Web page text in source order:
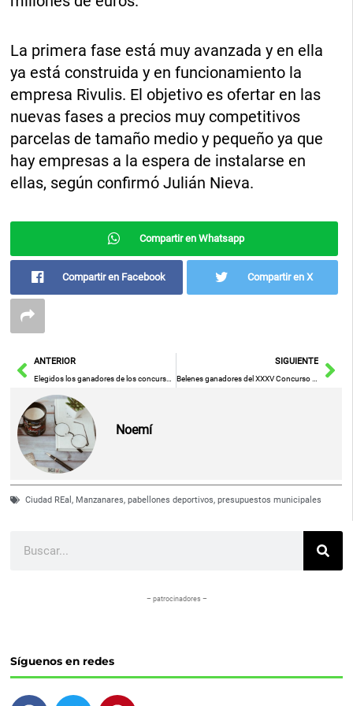
La primera fase está muy avanzada y en ella
ya está construida y en funcionamiento la
empresa Rivulis. El objetivo es ofertar en las
nuevas fases a precios muy competitivos
parcelas de tamaño medio y pequeño ya que
hay empresas a la espera de instalarse en
ellas, según confirmó Julián Nieva.
Compartir en Whatsapp
Compartir en Facebook Compartir en X
AntANTERIOR
Elegidos los ganadores de los concursos de belenes del Ayuntamiento de Ciudad Real
SIGUIENTE
Belenes ganadores del XXXV Concurso de Belenes de la ciudad de Cuenca
Noemí
Ciudad REal, Manzanares,pabellones deportivos,presupuestos municipales
– patrocinadores –
Síguenos en redes